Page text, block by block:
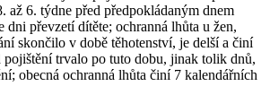
až 6. týdne před předpokládaným dnem
dni převzetí dítěte; ochranná lhůta u žen,
skončilo v době těhotenství, je delší a činí
pojištění trvalo po tuto dobu, jinak tolik dnů,
obecná ochranná lhůta činí 7 kalendářních